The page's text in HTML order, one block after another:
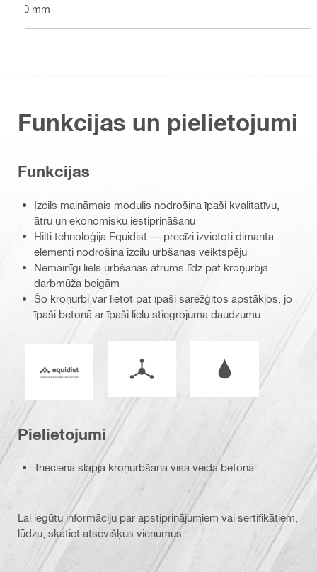
10 mm
Funkcijas un pielietojumi
Funkcijas
Izcils maināmais modulis nodrošina īpaši kvalitatīvu,
ātru un ekonomisku iestiprināšanu
Hilti tehnoloģija Equidist — precīzi izvietoti dimanta
elementi nodrošina izcilu urbšanas veiktspēju
Nemainīgi liels urbšanas ātrums līdz pat kroņurbja
darbmūža beigām
Šo kroņurbi var lietot pat īpaši sarežģītos apstākļos, jo
īpaši betonā ar īpaši lielu stiegrojuma daudzumu
Pielietojumi
Trieciena slapjā kroņurbšana visa veida betonā
Lai iegūtu informāciju par apstiprinājumiem vai sertifikātiem,
lūdzu, skatiet atsevišķus vienumus.